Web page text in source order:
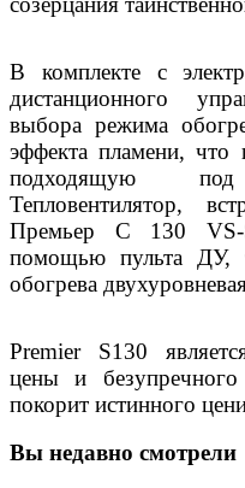
В комплекте с
дистанционного
выбора режима
эффекта пламени, что
подходящую
Тепловентилятор,
Премьер С 130 VS-
помощью пульта ДУ,
обогрева
Premier S130
цены и безупречного
покорит истинного
Вы недавно смотрели